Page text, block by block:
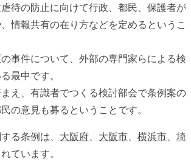
待の防止に向けて行政、都民、保護者が
情報共有の在り方などを定めるというこ
事件について、外部の専門家らによる検
最中です。
え、有識者でつくる検討部会で条例案の
の意見も募るということです。
る条例は、 大阪府 大阪市 横浜市
埼
ています。